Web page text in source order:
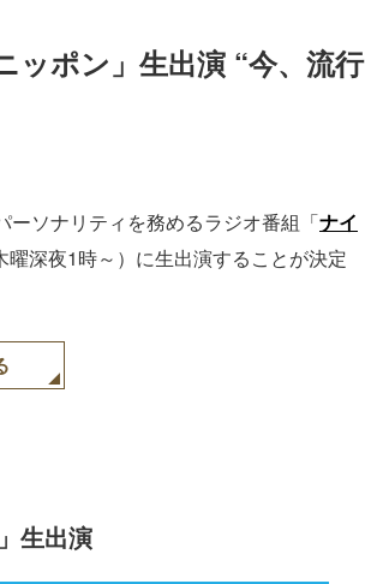
ポン」生出演 “今、流行
ーソナリティを務めるラジオ番組「ナイ
深夜1時～）に生出演することが決定
生出演